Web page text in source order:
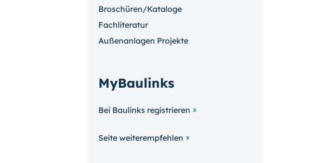
Broschüren/Kataloge
Fachliteratur
Außenanlagen Projekte
MyBaulinks
Bei Baulinks registrieren
Seite weiterempfehlen